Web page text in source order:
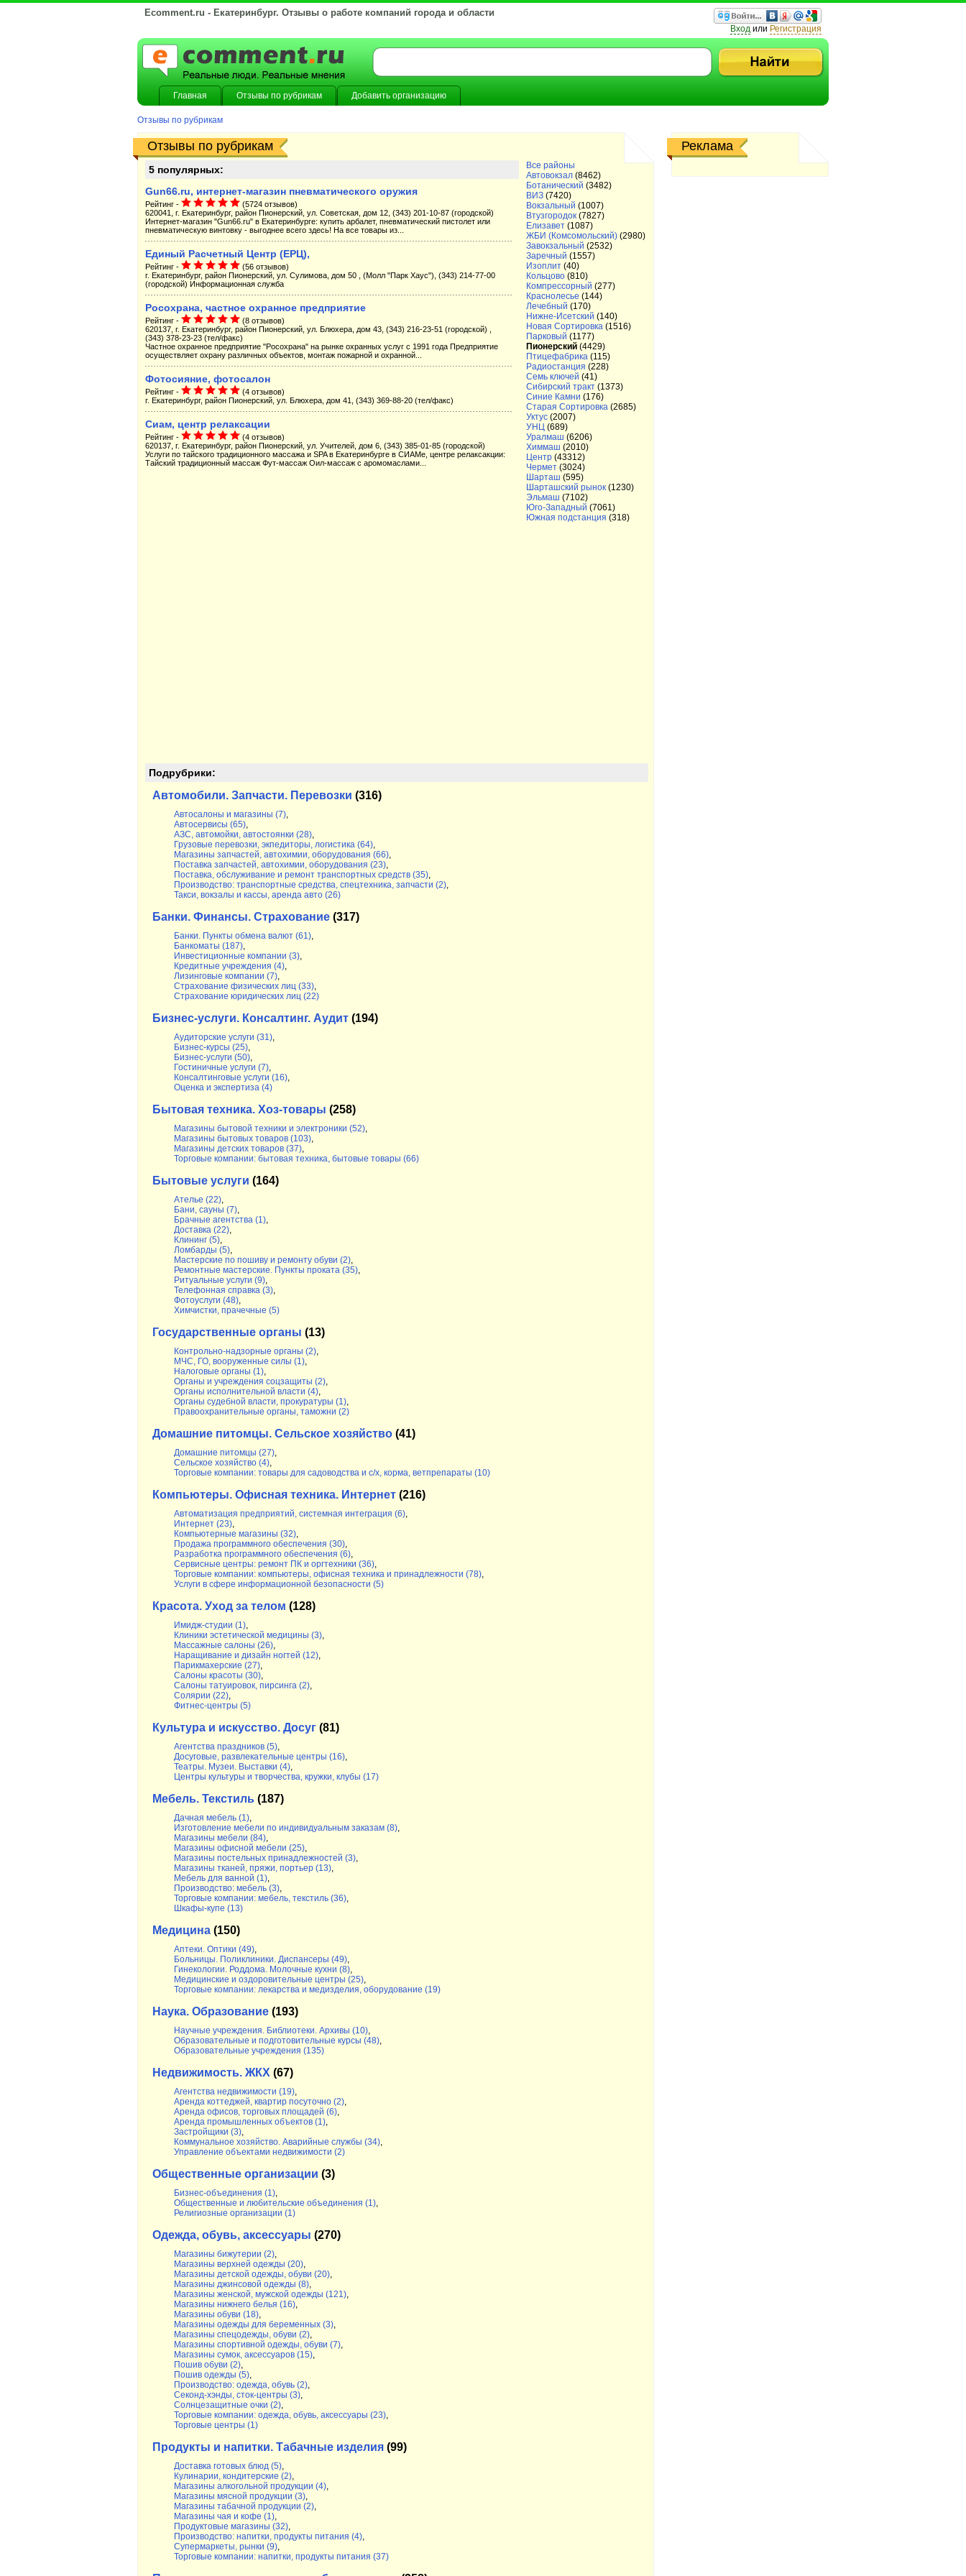
Ecomment.ru - Екатеринбург. Отзывы о работе компаний города и области
Вход или Регистрация
Главная Отзывы по рубрикам Добавить организацию
Отзывы по рубрикам
Реклама
Отзывы по рубрикам
Все районы
Автовокзал (8462)
Ботанический (3482)
ВИЗ (7420)
Вокзальный (1007)
Втузгородок (7827)
Елизавет (1087)
ЖБИ (Комсомольский) (2980)
Завокзальный (2532)
Заречный (1557)
Изоплит (40)
Кольцово (810)
Компрессорный (277)
Краснолесье (144)
Лечебный (170)
Нижне-Исетский (140)
Новая Сортировка (1516)
Парковый (1177)
Пионерский (4429)
Птицефабрика (115)
Радиостанция (228)
Семь ключей (41)
Сибирский тракт (1373)
Синие Камни (176)
Старая Сортировка (2685)
Уктус (2007)
УНЦ (689)
Уралмаш (6206)
Химмаш (2010)
Центр (43312)
Чермет (3024)
Шарташ (595)
Шарташский рынок (1230)
Эльмаш (7102)
Юго-Западный (7061)
Южная подстанция (318)
5 популярных:
Gun66.ru, интернет-магазин пневматического оружия
Рейтинг -
(5724 отзывов)
620041, г. Екатеринбург, район Пионерский, ул. Советская, дом 12, (343) 201-10-87 (городской)
Интернет-магазин "Gun66.ru" в Екатеринбурге: купить арбалет, пневматический пистолет или
пневматическую винтовку - выгоднее всего здесь! На все товары из...
Единый Расчетный Центр (ЕРЦ),
Рейтинг -
(56 отзывов)
г. Екатеринбург, район Пионерский, ул. Сулимова, дом 50 , (Молл "Парк Хаус"), (343) 214-77-00
(городской) Информационная служба
Росохрана, частное охранное предприятие
Рейтинг -
(8 отзывов)
620137, г. Екатеринбург, район Пионерский, ул. Блюхера, дом 43, (343) 216-23-51 (городской) ,
(343) 378-23-23 (тел/факс)
Частное охранное предприятие "Росохрана" на рынке охранных услуг с 1991 года Предприятие
осуществляет охрану различных объектов, монтаж пожарной и охранной...
Фотосияние, фотосалон
Рейтинг -
(4 отзывов)
г. Екатеринбург, район Пионерский, ул. Блюхера, дом 41, (343) 369-88-20 (тел/факс)
Сиам, центр релаксации
Рейтинг -
(4 отзывов)
620137, г. Екатеринбург, район Пионерский, ул. Учителей, дом 6, (343) 385-01-85 (городской)
Услуги по тайского традиционного массажа и SPA в Екатеринбурге в СИАМе, центре релаксакции:
Тайский традиционный массаж Фут-массаж Оил-массаж с аромомаслами...
Подрубрики:
Автомобили. Запчасти. Перевозки (316)
Автосалоны и магазины (7),
Автосервисы (65),
АЗС, автомойки, автостоянки (28),
Грузовые перевозки, экпедиторы, логистика (64),
Магазины запчастей, автохимии, оборудования (66),
Поставка запчастей, автохимии, оборудования (23),
Поставка, обслуживание и ремонт транспортных средств (35),
Производство: транспортные средства, спецтехника, запчасти (2),
Такси, вокзалы и кассы, аренда авто (26)
Банки. Финансы. Страхование (317)
Банки. Пункты обмена валют (61),
Банкоматы (187),
Инвестиционные компании (3),
Кредитные учреждения (4),
Лизинговые компании (7),
Страхование физических лиц (33),
Страхование юридических лиц (22)
Бизнес-услуги. Консалтинг. Аудит (194)
Аудиторские услуги (31),
Бизнес-курсы (25),
Бизнес-услуги (50),
Гостиничные услуги (7),
Консалтинговые услуги (16),
Оценка и экспертиза (4)
Бытовая техника. Хоз-товары (258)
Магазины бытовой техники и электроники (52),
Магазины бытовых товаров (103),
Магазины детских товаров (37),
Торговые компании: бытовая техника, бытовые товары (66)
Бытовые услуги (164)
Ателье (22),
Бани, сауны (7),
Брачные агентства (1),
Доставка (22),
Клининг (5),
Ломбарды (5),
Мастерские по пошиву и ремонту обуви (2),
Ремонтные мастерские. Пункты проката (35),
Ритуальные услуги (9),
Телефонная справка (3),
Фотоуслуги (48),
Химчистки, прачечные (5)
Государственные органы (13)
Контрольно-надзорные органы (2),
МЧС, ГО, вооруженные силы (1),
Налоговые органы (1),
Органы и учреждения соцзащиты (2),
Органы исполнительной власти (4),
Органы судебной власти, прокуратуры (1),
Правоохранительные органы, таможни (2)
Домашние питомцы. Сельское хозяйство (41)
Домашние питомцы (27),
Сельское хозяйство (4),
Торговые компании: товары для садоводства и с/х, корма, ветпрепараты (10)
Компьютеры. Офисная техника. Интернет (216)
Автоматизация предприятий, системная интеграция (6),
Интернет (23),
Компьютерные магазины (32),
Продажа программного обеспечения (30),
Разработка программного обеспечения (6),
Сервисные центры: ремонт ПК и оргтехники (36),
Торговые компании: компьютеры, офисная техника и принадлежности (78),
Услуги в сфере информационной безопасности (5)
Красота. Уход за телом (128)
Имидж-студии (1),
Клиники эстетической медицины (3),
Массажные салоны (26),
Наращивание и дизайн ногтей (12),
Парикмахерские (27),
Салоны красоты (30),
Салоны татуировок, пирсинга (2),
Солярии (22),
Фитнес-центры (5)
Культура и искусство. Досуг (81)
Агентства праздников (5),
Досуговые, развлекательные центры (16),
Театры. Музеи. Выставки (4),
Центры культуры и творчества, кружки, клубы (17)
Мебель. Текстиль (187)
Дачная мебель (1),
Изготовление мебели по индивидуальным заказам (8),
Магазины мебели (84),
Магазины офисной мебели (25),
Магазины постельных принадлежностей (3),
Магазины тканей, пряжи, портьер (13),
Мебель для ванной (1),
Производство: мебель (3),
Торговые компании: мебель, текстиль (36),
Шкафы-купе (13)
Медицина (150)
Аптеки. Оптики (49),
Больницы. Поликлиники. Диспансеры (49),
Гинекологии. Роддома. Молочные кухни (8),
Медицинские и оздоровительные центры (25),
Торговые компании: лекарства и медизделия, оборудование (19)
Наука. Образование (193)
Научные учреждения. Библиотеки. Архивы (10),
Образовательные и подготовительные курсы (48),
Образовательные учреждения (135)
Недвижимость. ЖКХ (67)
Агентства недвижимости (19),
Аренда коттеджей, квартир посуточно (2),
Аренда офисов, торговых площадей (6),
Аренда промышленных объектов (1),
Застройщики (3),
Коммунальное хозяйство. Аварийные службы (34),
Управление объектами недвижимости (2)
Общественные организации (3)
Бизнес-объединения (1),
Общественные и любительские объединения (1),
Религиозные организации (1)
Одежда, обувь, аксессуары (270)
Магазины бижутерии (2),
Магазины верхней одежды (20),
Магазины детской одежды, обуви (20),
Магазины джинсовой одежды (8),
Магазины женской, мужской одежды (121),
Магазины нижнего белья (16),
Магазины обуви (18),
Магазины одежды для беременных (3),
Магазины спецодежды, обуви (2),
Магазины спортивной одежды, обуви (7),
Магазины сумок, аксессуаров (15),
Пошив обуви (2),
Пошив одежды (5),
Производство: одежда, обувь (2),
Секонд-хэнды, сток-центры (3),
Солнцезащитные очки (2),
Торговые компании: одежда, обувь, аксессуары (23),
Торговые центры (1)
Продукты и напитки. Табачные изделия (99)
Доставка готовых блюд (5),
Кулинарии, кондитерские (2),
Магазины алкогольной продукции (4),
Магазины мясной продукции (3),
Магазины табачной продукции (2),
Магазины чая и кофе (1),
Продуктовые магазины (32),
Производство: напитки, продукты питания (4),
Супермаркеты, рынки (9),
Торговые компании: напитки, продукты питания (37)